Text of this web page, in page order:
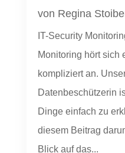
von Regina
IT-Security
Monitoring hört sich
kompliziert an.
Datenbeschützerin
Dinge einfach zu
diesem Beitrag
Blick auf das...